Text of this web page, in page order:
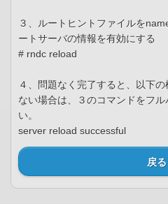
３、ルートヒントファイルを
ートサーバの情報を有効にする
# rndc reload
４、問題なく完了すると、以下
ない場合は、３のコマンドをフ
い。
server reload successful
戻る